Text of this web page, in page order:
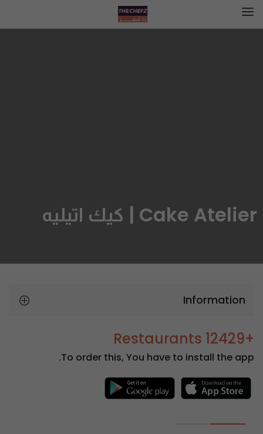
Cake Atelier | كيك اتيليه
Information
+12429 Restaurants
To order this, You have to install the app.